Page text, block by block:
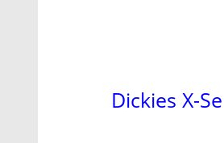
Dickies X-